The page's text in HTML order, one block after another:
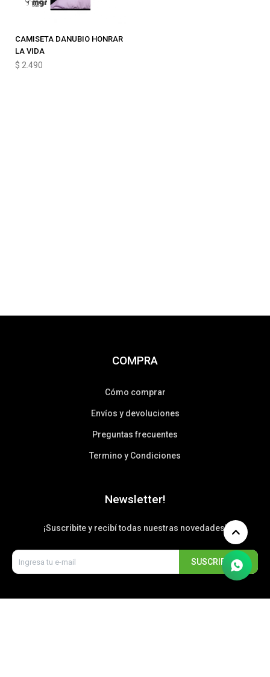
CAMISETA DANUBIO HONRAR
LA VIDA
$ 2.490
COMPRA
Cómo comprar
Envíos y devoluciones
Preguntas frecuentes
Termino y Condiciones
Newsletter!
¡Suscribite y recibí todas nuestras novedades!
SUSCRIBIRME